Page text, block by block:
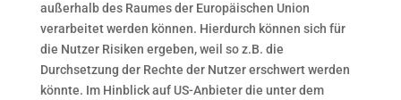
außerhalb des Raumes der Europäischen Union
verarbeitet werden können. Hierdurch können sich für
die Nutzer Risiken ergeben, weil so z.B. die
Durchsetzung der Rechte der Nutzer erschwert werden
könnte. Im Hinblick auf US-Anbieter die unter dem